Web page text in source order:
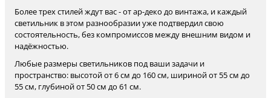
Более трех стилей ждут вас - от ар-деко до винтажа, и каждый
светильник в этом разнообразии уже подтвердил свою
состоятельность, без компромиссов между внешним видом и
надёжностью.
Любые размеры светильников под ваши задачи и
пространство: высотой от 6 см до 160 см, шириной от 55 см до
55 см, глубиной от 50 см до 61 см.